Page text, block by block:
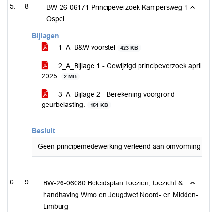
8
BW-26-06171 Principeverzoek Kampersweg 1
Ospel
Bijlagen
1_A_B&W voorstel
423 KB
2_A_Bijlage 1 - Gewijzigd principeverzoek april
2025.
2 MB
3_A_Bijlage 2 - Berekening voorgrond
geurbelasting.
151 KB
Besluit
Geen principemedewerking verleend aan omvorming
9
BW-26-06080 Beleidsplan Toezien, toezicht &
handhaving Wmo en Jeugdwet Noord- en Midden-
Limburg